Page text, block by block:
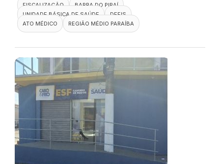
FISCALIZAÇÃO
BARRA DO PIRAÍ
UNIDADE BÁSICA DE SAÚDE
DEFIS
ATO MÉDICO
REGIÃO MÉDIO PARAÍBA